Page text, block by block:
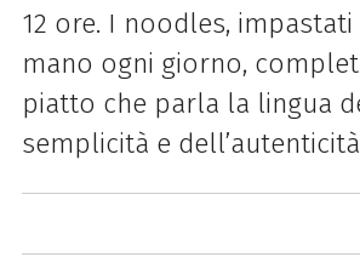
12 ore. I noodles,
mano ogni giorno,
piatto che parla la lingua
semplicità e